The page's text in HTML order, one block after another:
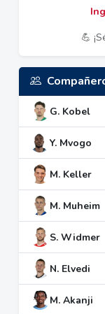
💪
G. Kobel
Y. Mvogo
M. Keller
M. Muheim
S. Widmer
N. Elvedi
M. Akanji